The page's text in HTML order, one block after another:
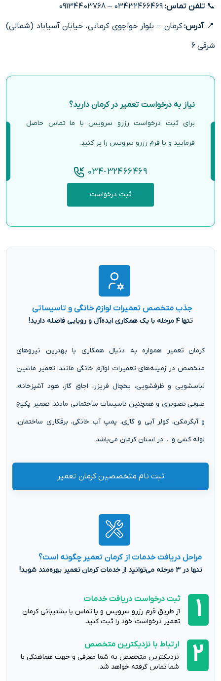
📞 تلفن تماس:
📍آدرس:کرمان – بلوار خواجوی کرمانی، خیابان آسیاباد (شمالی)
شرقی 6
نیاز به درخواست تعمیر در کرمان دارید؟
برای ثبت درخواست رزرو سرویس با ما تماس حاصل
فرمایید و یا فرم رزرو سرویس را پر کنید.
034-32466469
ثبت درخواست
جذب متخصص تعمیرات لوازم خانگی و تاسیساتی
تنها ۴ مرحله با یک همکاری ایده‌آل و رویایی فاصله دارید!
کرمان تعمیر همواره به دنبال همکاری با بهترین نیروهای
متخصص در زمینه‌های تعمیرات لوازم خانگی مانند: تعمیر ماشین
لباسشویی و ظرفشویی، یخچال فریزر، اجاق گاز، هود آشپزخانه،
صوتی تصویری و همچنین تاسیسات ساختمانی مانند: تعمیر پکیج
و آبگرمکن، کولر آبی و گازی، پمپ آب خانگی، برقکاری ساختمان،
لوله کشی و ... در استان کرمان می‌باشد.
ثبت نام متخصصین کرمان تعمیر
مراحل دریافت خدمات از کرمان تعمیر چگونه است؟
تنها در 3 مرحله می‌توانید از خدمات کرمان تعمیر بهره‌مند شوید!
1 ثبت درخواست دریافت خدمات
از طریق فرم رزرو سرویس و یا تماس با پشتیبانی کرمان
تعمیر درخواست خود را ثبت کنید.
2 ارتباط با نزدیکترین متخصص
نزدیکترین متخصص به شما معرفی و جهت هماهنگی با
شما تماس گرفته خواهد شد.